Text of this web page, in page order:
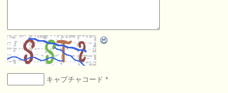
キャプチャコード *